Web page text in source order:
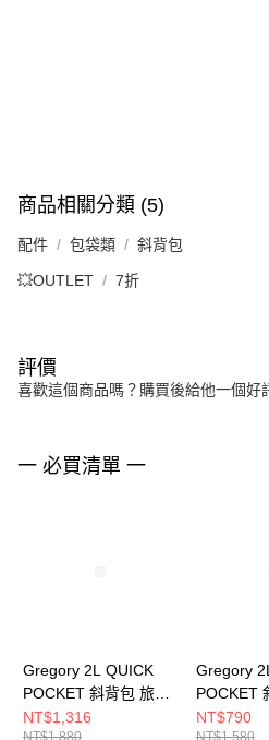
商品相關分類 (5)
配件 包袋類 斜背包
💥OUTLET 7折
評價
喜歡這個商品嗎？購買後給他一個好
一 必買清單 一
Gregory 2L QUICK
POCKET 斜背包 旅行
小包 灰/紫， M
NT$1,316
NT$1,880
Gregory
POCKET
小包 紫外
NT$790
NT$1,580